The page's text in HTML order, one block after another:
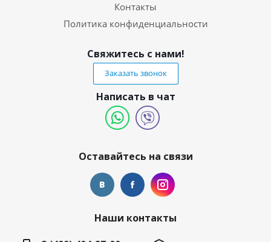
Контакты
Политика конфиденциальности
Свяжитесь с нами!
Заказать звонок
Написать в чат
Оставайтесь на связи
Наши контакты